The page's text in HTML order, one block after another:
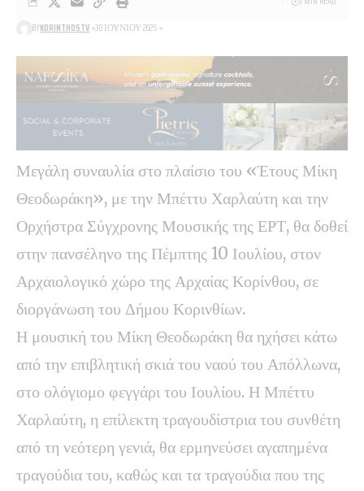
BYKORINTHOSTV 30 ΙΟΥΝΊΟΥ 2025
Μεγάλη συναυλία στο πλαίσιο του «Έτους Μίκη
Θεοδωράκη», με την Μπέττυ Χαρλαύτη και την
Ορχήστρα Σύγχρονης Μουσικής της ΕΡΤ, θα δοθεί
στην πανσέληνο της Πέμπτης 10 Ιουλίου, στον
Αρχαιολογικό χώρο της Αρχαίας Κορίνθου, σε
διοργάνωση του Δήμου Κορινθίων.
Η μουσική του Μίκη Θεοδωράκη θα ηχήσει κάτω
από την επιβλητική σκιά του ναού του Απόλλωνα,
στο ολόγιομο φεγγάρι του Ιουλίου. Η Μπέττυ
Χαρλαύτη, η επίλεκτη τραγουδίστρια του συνθέτη
από τη νεότερη γενιά, θα ερμηνεύσει αγαπημένα
τραγούδια του, καθώς και τα τραγούδια που της